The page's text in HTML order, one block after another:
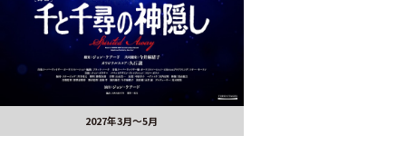
2027年3月～5月